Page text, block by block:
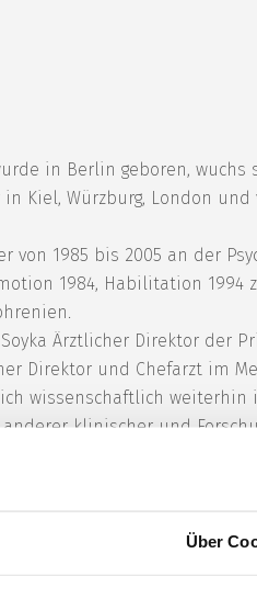
Über
in Berlin geboren,
Kiel, Würzburg, London und
von 1985 bis 2005 an der
1984, Habilitation 1994
Ärztlicher Direktor der
Direktor und Chefarzt im
wissenschaftlich
klinischer und
und Buchartikel
veröffentlicht. Für sein
worden.